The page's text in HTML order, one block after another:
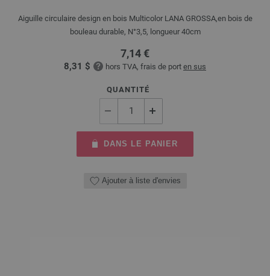
Aiguille circulaire design en bois Multicolor LANA GROSSA,en bois de
bouleau durable, N°3,5, longueur 40cm
7,14 €
8,31 $ hors TVA, frais de port en sus
QUANTITÉ
DANS LE PANIER
Ajouter à liste d'envies